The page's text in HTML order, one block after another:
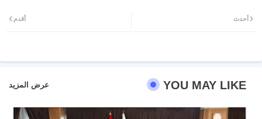
أحدث أقدم
YOU MAY LIKE عرض المزيد